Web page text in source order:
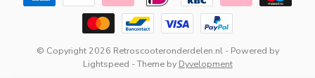
© Copyright 2026 Retroscooteronderdelen.nl- Powered by
Lightspeed - Theme by Dyvelopment